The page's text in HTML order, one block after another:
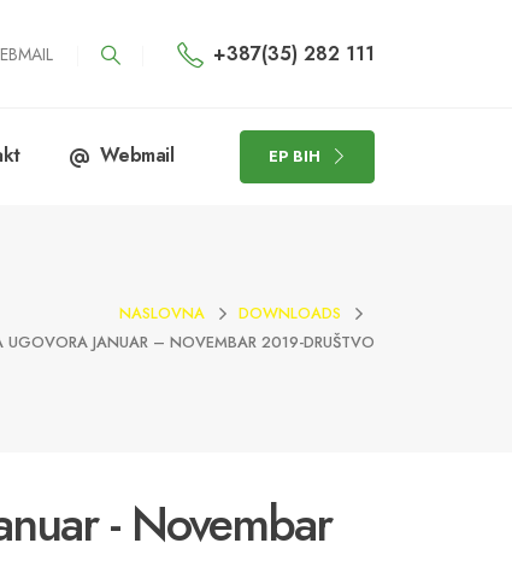
+387(35) 282 111
Webmail EP BIH
NASLOVNA
DOWNLOADS
UGOVORA JANUAR – NOVEMBAR 2019-DRUŠTVO
- Novembar